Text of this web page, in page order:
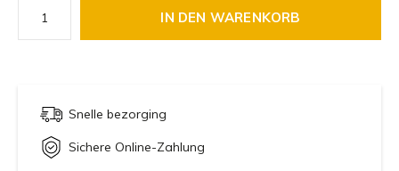
IN DEN WARENKORB
Snelle bezorging
Sichere Online-Zahlung